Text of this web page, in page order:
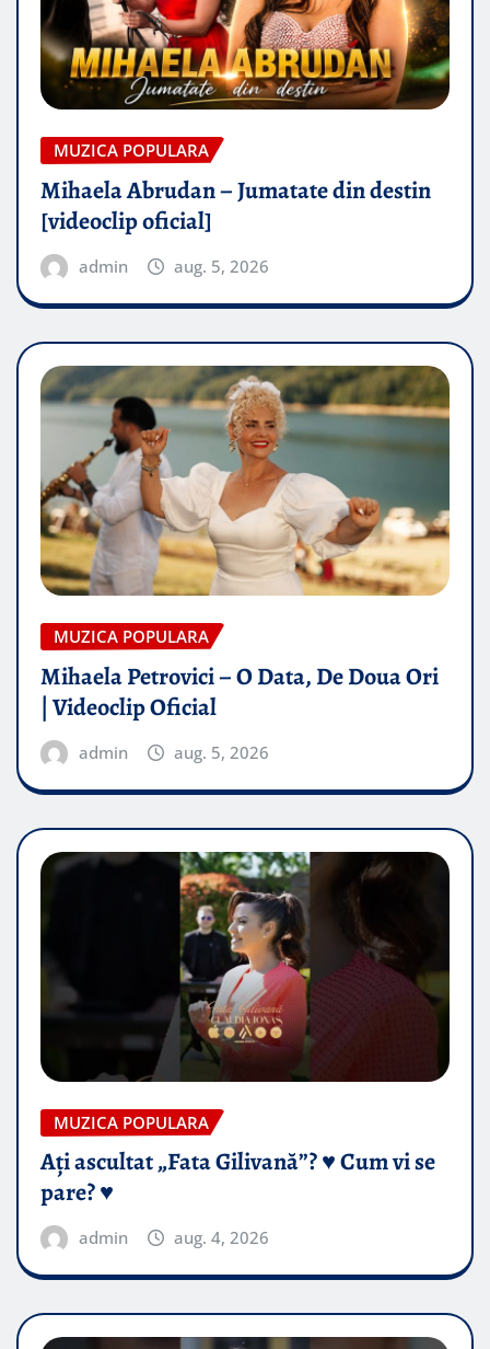
MUZICA POPULARA
Mihaela Abrudan – Jumatate din destin
[videoclip oficial]
admin aug. 5, 2026
MUZICA POPULARA
Mihaela Petrovici – O Data, De Doua Ori
| Videoclip Oficial
admin aug. 5, 2026
MUZICA POPULARA
Ați ascultat „Fata Gilivană”? ♥️ Cum vi se
pare? ♥️
admin aug. 4, 2026